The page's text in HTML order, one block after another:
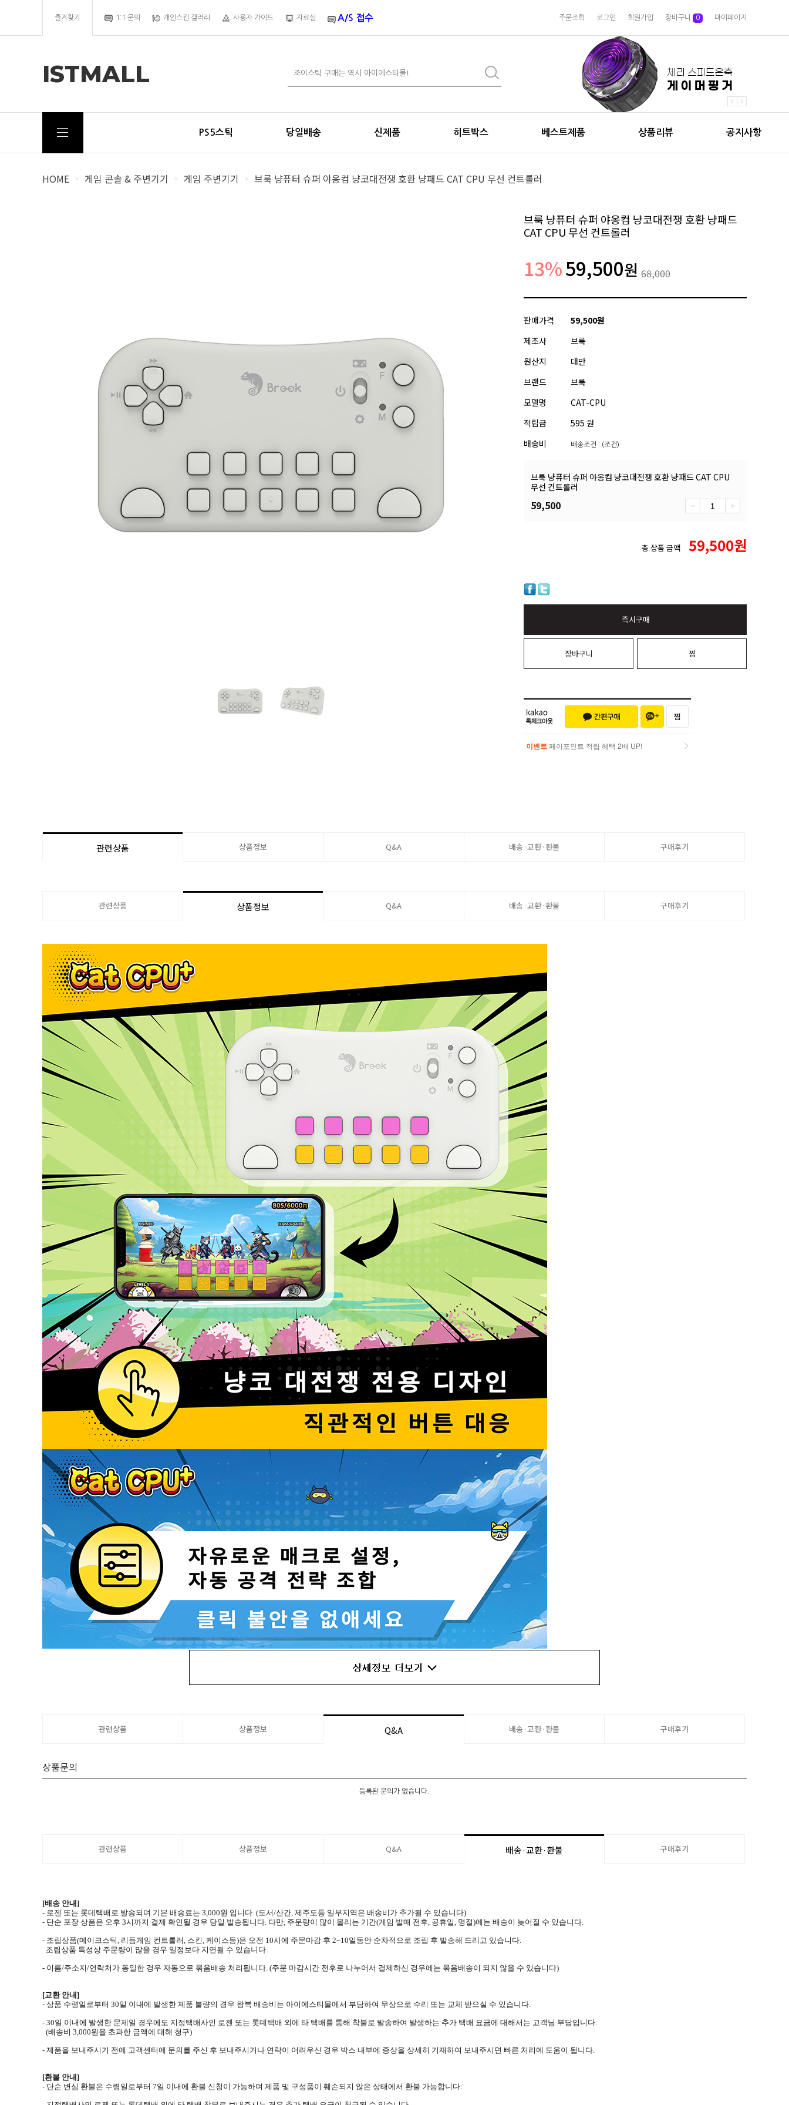
즐겨찾기 1:1 문의 개인스킨 갤러리 사용자 가이드 자료실 A/S 접수 주문조회 로그인 회원가입 장바구니 0 마이페이지
ISTMALL
PS5스틱 당일배송 신제품 히트박스 베스트제품 상품리뷰 공지사항
HOME > 게임 콘솔 & 주변기기 > 게임 주변기기 > 브룩 냥퓨터 슈퍼 야옹컴 냥코대전쟁 호환 냥패드 CAT CPU 무선 컨트롤러
브룩 냥퓨터 슈퍼 야옹컴 냥코대전쟁 호환 냥패드
CAT CPU 무선 컨트롤러
13%59,500원 68,000
판매가격 59,500원
제조사
브룩
원산지
대만
브랜드
브룩
모델명
CAT-CPU
적립금
595 원
배송비
배송조건 : (조건)
브룩 냥퓨터 슈퍼 야옹컴 냥코대전쟁 호환 냥패드 CAT CPU
무선 컨트롤러
59,500
총 상품 금액 59,500원
즉시구매
장바구니 찜
이벤트 페이포인트 적립 혜택 2배 UP!
관련상품 상품정보 Q&A 배송·교환·환불 구매후기
관련상품 상품정보 Q&A 배송·교환·환불 구매후기
관련상품 상품정보 Q&A 배송·교환·환불 구매후기
상품문의
등록된 문의가 없습니다.
관련상품 상품정보 Q&A 배송·교환·환불 구매후기
[배송 안내]
- 로젠 또는 롯데택배로 발송되며 기본 배송료는 3,000원 입니다. (도서/산간, 제주도등 일부지역은 배송비가 추가될 수 있습니다)
- 단순 포장 상품은 오후 3시까지 결제 확인될 경우 당일 발송됩니다. 다만, 주문량이 많이 몰리는 기간(게임 발매 전후, 공휴일, 명절)에는 배송이 늦어질 수 있습니다.
- 조립상품(메이크스틱, 리듬게임 컨트롤러, 스킨, 케이스등)은 오전 10시에 주문마감 후 2~10일동안 순차적으로 조립 후 발송해 드리고 있습니다.
조립상품 특성상 주문량이 많을 경우 일정보다 지연될 수 있습니다.
- 이름/주소지/연락처가 동일한 경우 자동으로 묶음배송 처리됩니다. (주문 마감시간 전후로 나누어서 결제하신 경우에는 묶음배송이 되지 않을 수 있습니다)
[교환 안내]
- 상품 수령일로부터 30일 이내에 발생한 제품 불량의 경우 왕복 배송비는 아이에스티몰에서 부담하여 무상으로 수리 또는 교체 받으실 수 있습니다.
- 30일 이내에 발생한 문제일 경우에도 지정택배사인 로젠 또는 롯데택배 외에 타 택배를 통해 착불로 발송하여 발생하는 추가 택배 요금에 대해서는 고객님 부담입니다.
(배송비 3,000원을 초과한 금액에 대해 청구)
- 제품을 보내주시기 전에 고객센터에 문의를 주신 후 보내주시거나 연락이 어려우신 경우 박스 내부에 증상을 상세히 기재하여 보내주시면 빠른 처리에 도움이 됩니다.
[환불 안내]
- 단순 변심 환불은 수령일로부터 7일 이내에 환불 신청이 가능하며 제품 및 구성품이 훼손되지 않은 상태에서 환불 가능합니다.